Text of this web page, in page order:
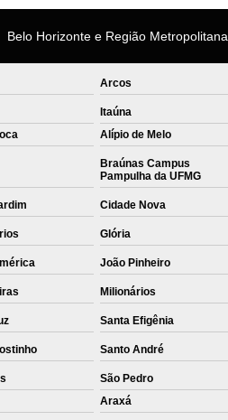
Belo Horizonte e Região Metropolitana
Arcos
Itaúna
Alípio de Melo
Braúnas Campus
Pampulha da UFMG
Cidade Nova
Glória
João Pinheiro
Milionários
Santa Efigênia
Santo André
São Pedro
Araxá